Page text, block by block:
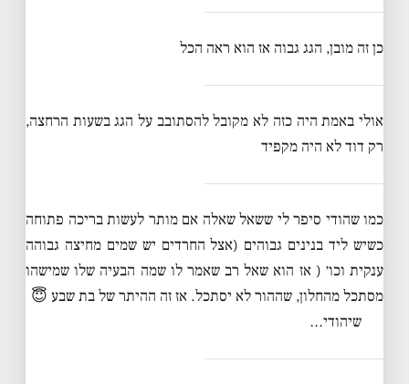
כן זה מובן, הגג גבוה אז הוא ראה הכל
אולי באמת היה כזה לא מקובל להסתובב על הגג בשעות הרחצה,
רק דוד לא היה מקפיד
כמו שהודי סיפר לי ששאל שאלה אם מותר לעשות בריכה פתוחה
כשיש ליד בנינים גבוהים (אצל החרדים יש שמים מחיצה גבוהה
ענקית וכו׳ ( אז הוא שאל רב שאמר לו שמה הבעיה שלו שמישהו
מסתכל מהחלון, שההור לא יסתכל. אז זה ההיתר של בת שבע 😇
שיהודי…